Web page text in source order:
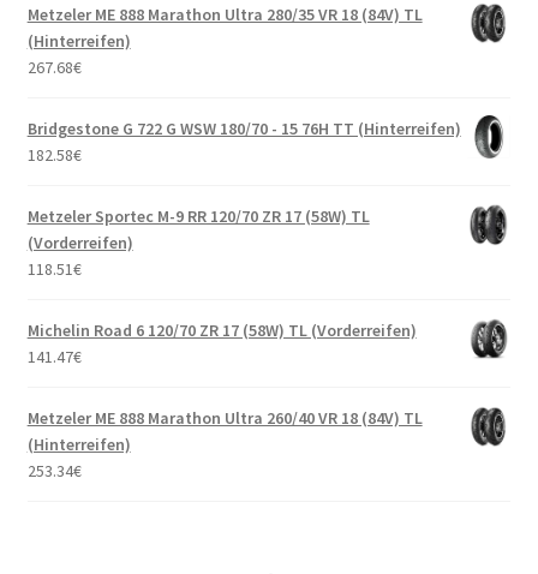
Metzeler ME 888 Marathon Ultra 280/35 VR 18 (84V) TL
(Hinterreifen)
267.68€
Bridgestone G 722 G WSW 180/70 - 15 76H TT (Hinterreifen)
182.58€
Metzeler Sportec M-9 RR 120/70 ZR 17 (58W) TL
(Vorderreifen)
118.51€
Michelin Road 6 120/70 ZR 17 (58W) TL (Vorderreifen)
141.47€
Metzeler ME 888 Marathon Ultra 260/40 VR 18 (84V) TL
(Hinterreifen)
253.34€